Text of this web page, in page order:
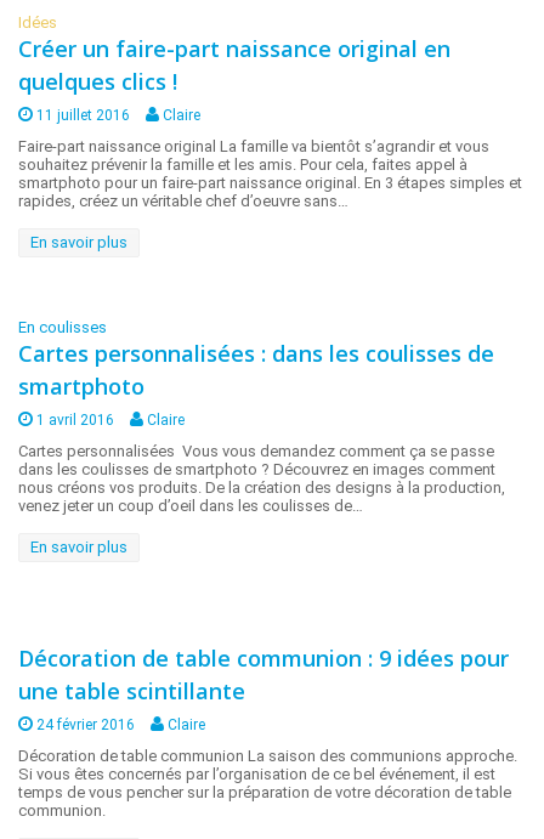
Idées
Créer un faire-part naissance original en
quelques clics !
11 juillet 2016 Claire
Faire-part naissance original La famille va bientôt s’agrandir et vous
souhaitez prévenir la famille et les amis. Pour cela, faites appel à
smartphoto pour un faire-part naissance original. En 3 étapes simples et
rapides, créez un véritable chef d’oeuvre sans…
En savoir plus
En coulisses
Cartes personnalisées : dans les coulisses de
smartphoto
1 avril 2016 Claire
Cartes personnalisées Vous vous demandez comment ça se passe
dans les coulisses de smartphoto ? Découvrez en images comment
nous créons vos produits. De la création des designs à la production,
venez jeter un coup d’oeil dans les coulisses de…
En savoir plus
Décoration de table communion : 9 idées pour
une table scintillante
24 février 2016 Claire
Décoration de table communion La saison des communions approche.
Si vous êtes concernés par l’organisation de ce bel événement, il est
temps de vous pencher sur la préparation de votre décoration de table
communion.